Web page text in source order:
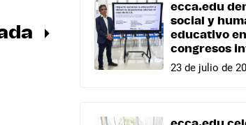
ecca.edu
social y
educativo
congresos
23 de julio de